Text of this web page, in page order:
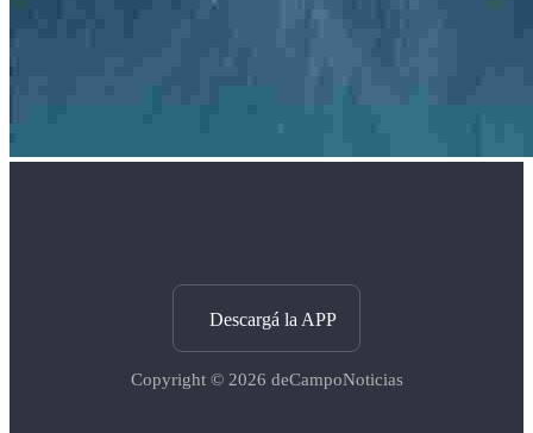
Descargá la APP
Copyright © 2026 deCampoNoticias